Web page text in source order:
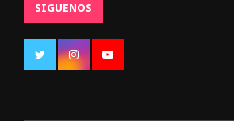
SIGUENOS